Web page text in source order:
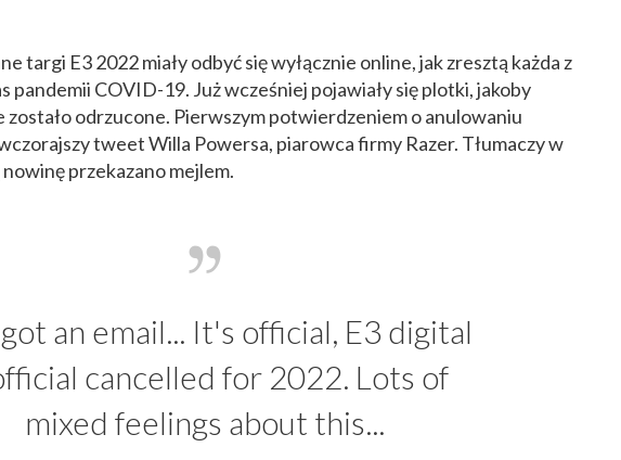
targi E3 2022 miały odbyć się wyłącznie online, jak zresztą każda z
pandemii COVID-19. Już wcześniej pojawiały się plotki, jakoby
odrzucone. Pierwszym potwierdzeniem o anulowaniu
tweet Willa Powersa, piarowca firmy Razer. Tłumaczy w
przekazano mejlem.
an email... It's official, E3 digital
cancelled for 2022. Lots of
mixed feelings about this...